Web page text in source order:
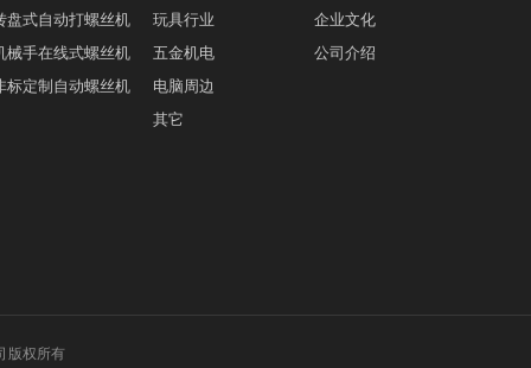
盘式自动打螺丝机
械手在线式螺丝机
标定制自动螺丝机
玩具行业
五金机电
电脑周边
其它
企业文化
公司介绍